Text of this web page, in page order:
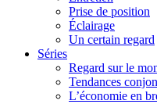
Prise de position
Éclairage
Un certain regard
Séries
Regard sur le
Tendances
L’économie en